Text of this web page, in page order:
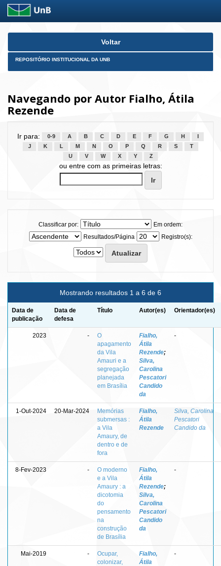
Skip
Voltar
REPOSITÓRIO INSTITUCIONAL DA UNB
Navegando por Autor Fialho, Átila
Rezende
Ir para: 0-9 A B C D E F G H
J
K L M N O P Q R S
T
U
V W X Y Z
ou entre com as primeiras letras:
Classificar por:
Em ordem:
Resultados/Página
Registro(s):
Mostrando resultados 1 a 6 de 6
Data de
publicação
Data de
defesa
Título Autor(es) Orientador(es)
2023 -
O
apagamento
da Vila
Amauri e a
segregação
planejada
em Brasília
Fialho,
Átila
Rezende;
Silva,
Carolina
Pescatori
Candido
da
-
1-Out-2024 20-Mar-2024
Memórias
submersas :
a Vila
Amaury, de
dentro e de
fora
Fialho,
Átila
Rezende
Silva, Carolina
Pescatori
Candido da
8-Fev-2023 -
O moderno
e a Vila
Amaury : a
dicotomia
do
pensamento
na
construção
de Brasília
Fialho,
Átila
Rezende;
Silva,
Carolina
Pescatori
Candido
da
-
Mai-2019 -
Ocupar,
colonizar,
Fialho,
Átila
-